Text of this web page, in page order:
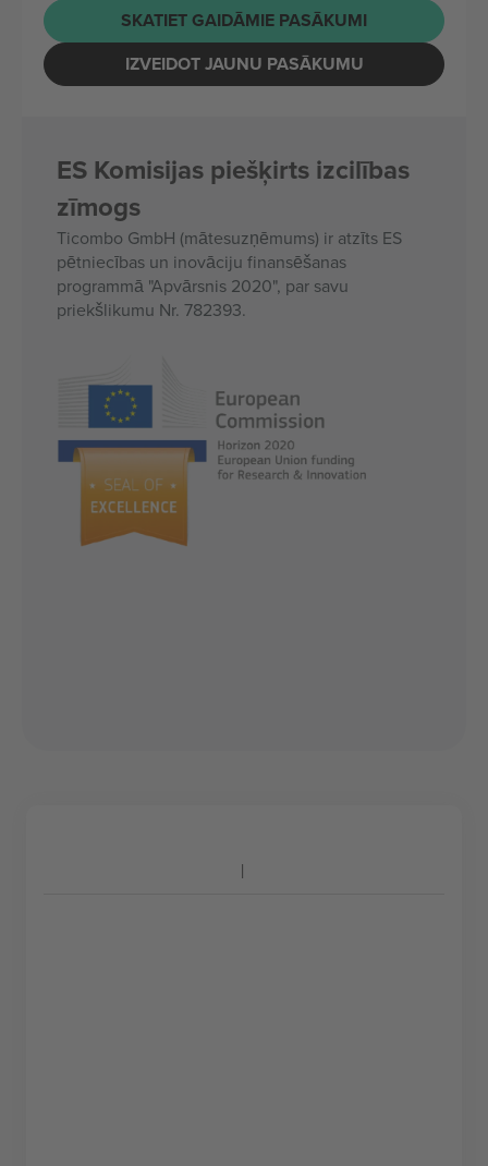
SKATIET GAIDĀMIE PASĀKUMI
IZVEIDOT JAUNU PASĀKUMU
ES Komisijas piešķirts izcilības
zīmogs
Ticombo GmbH (mātesuzņēmums) ir atzīts ES
pētniecības un inovāciju finansēšanas
programmā "Apvārsnis 2020", par savu
priekšlikumu Nr. 782393.